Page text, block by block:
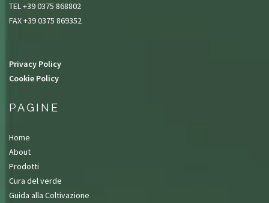
TEL +39 0375 868802
FAX +39 0375 869352
Privacy Policy
Cookie Policy
PAGINE
Home
About
Prodotti
Cura del verde
Guida alla Coltivazione